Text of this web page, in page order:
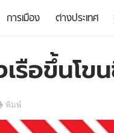
ดูดวง - ตรว
หวยไทย
สถิติหวยไทย
การเมือง ต่างประเทศ
รือขึ้นโข
พิมพ์